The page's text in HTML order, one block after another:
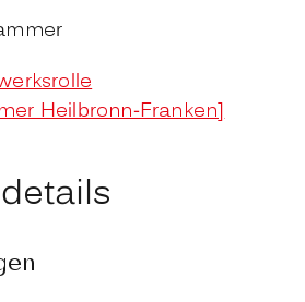
Heilbronn-Franken]